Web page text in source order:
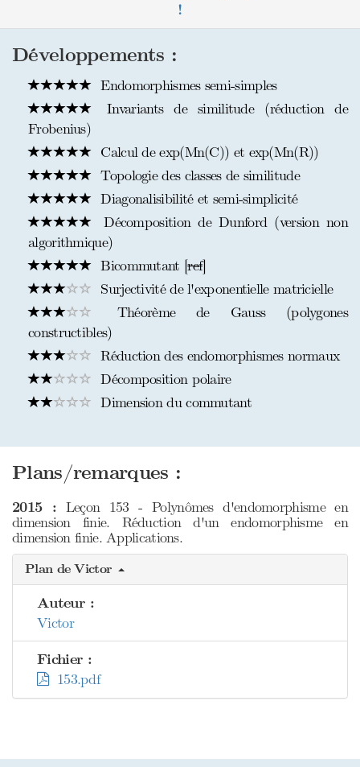
!
Développements :
Endomorphismes semi-simples
Invariants de similitude (réduction de
Frobenius)
Calcul de exp(Mn(C)) et exp(Mn(R))
Topologie des classes de similitude
Diagonalisibilité et semi-simplicité
Décomposition de Dunford (version non
algorithmique)
Bicommutant [ref]
Surjectivité de l'exponentielle matricielle
Théorème de Gauss (polygones
constructibles)
Réduction des endomorphismes normaux
Décomposition polaire
Dimension du commutant
Plans/remarques :
2015 : Leçon 153 - Polynômes d'endomorphisme en
dimension finie. Réduction d'un endomorphisme en
dimension finie. Applications.
Plan de Victor
Auteur :
Victor
Fichier :
153.pdf